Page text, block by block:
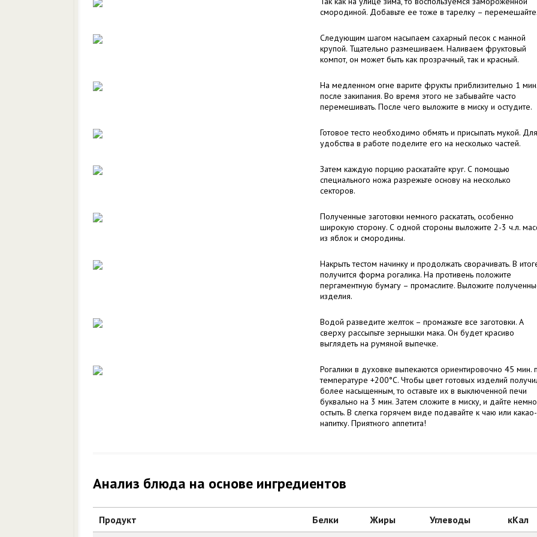
смородиной. Добавьте ее тоже в тарелку – перемешайте.
Следующим шагом насыпаем сахарный песок с манной
крупой. Тщательно размешиваем. Наливаем фруктовый
компот, он может быть как прозрачный, так и красный.
На медленном огне варите фрукты приблизительно 1 мин.
после закипания. Во время этого не забывайте часто
перемешивать. После чего выложите в миску и остудите.
Готовое тесто необходимо обмять и присыпать мукой. Для
удобства в работе поделите его на несколько частей.
Затем каждую порцию раскатайте круг. С помощью
специального ножа разрежьте основу на несколько
секторов.
Полученные заготовки немного раскатать, особенно
широкую сторону. С одной стороны выложите 2-3 ч.л.
из яблок и смородины.
Накрыть тестом начинку и продолжать сворачивать. В
получится форма рогалика. На противень положите
пергаментную бумагу – промаслите. Выложите
изделия.
Водой разведите желток – промажьте все заготовки. А
сверху рассыпьте зернышки мака. Он будет красиво
выглядеть на румяной выпечке.
Рогалики в духовке выпекаются ориентировочно 45 мин.
температуре +200°С. Чтобы цвет готовых изделий
более насыщенным, то оставьте их в выключенной печи
буквально на 3 мин. Затем сложите в миску, и дайте
остыть. В слегка горячем виде подавайте к чаю или какао-
напитку. Приятного аппетита!
Анализ блюда на основе ингредиентов
Продукт Белки Жиры Углеводы кКал